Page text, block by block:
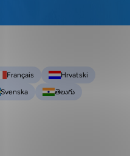
Français
Hrvatski
Svenska
తెలుగు